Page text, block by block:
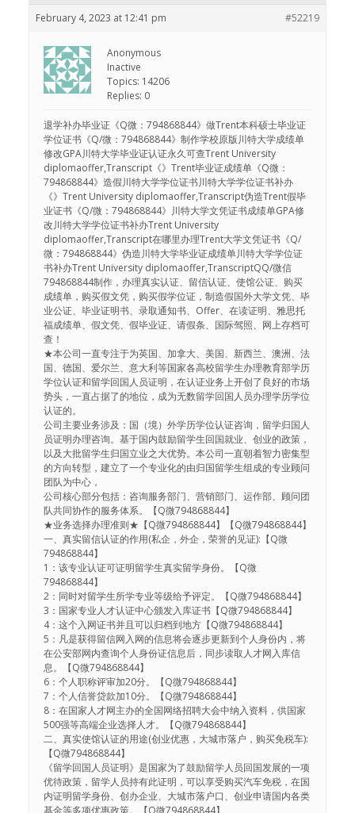
February 4, 2023 at 12:41 pm #52219
Anonymous
Inactive
Topics: 14206
Replies: 0
退学补办毕业证《Q微：794868844》做Trent本科硕士毕业证
学位证书《Q/微：794868844》制作学校原版川特大学成绩单
修改GPA川特大学毕业证认证永久可查Trent University
diplomaoffer,Transcript《》Trent毕业证成绩单《Q微：
794868844》造假川特大学学位证书川特大学学位证书补办
《》Trent University diplomaoffer,Transcript伪造Trent假毕
业证书《Q/微：794868844》川特大学文凭证书成绩单GPA修
改川特大学学位证书补办Trent University
diplomaoffer,Transcript在哪里办理Trent大学文凭证书《Q/
微：794868844》伪造川特大学毕业证成绩单川特大学学位证
书补办Trent University diplomaoffer,TranscriptQQ/微信
794868844制作，办理真实认证、留信认证、使馆公证、购买
成绩单，购买假文凭，购买假学位证，制造假国外大学文凭、毕
业公证、毕业证明书、录取通知书、Offer、在读证明、雅思托
福成绩单、假文凭、假毕业证、请假条、国际驾照、网上存档可
查！
★本公司一直专注于为英国、加拿大、美国、新西兰、澳洲、法
国、德国、爱尔兰、意大利等国家各高校留学生办理教育部学历
学位认证和留学回国人员证明，在认证业务上开创了良好的市场
势头，一直占据了的地位，成为无数留学回国人员办理学历学位
认证的。
公司主要业务涉及：国（境）外学历学位认证咨询，留学归国人
员证明办理咨询。基于国内鼓励留学生回国就业、创业的政策，
以及大批留学生归国立业之大优势。本公司一直朝着智力密集型
的方向转型，建立了一个专业化的由归国留学生组成的专业顾问
团队为中心，
公司核心部分包括：咨询服务部门、营销部门、运作部、顾问团
队共同协作的服务体系。【Q微794868844】
★业务选择办理准则★【Q微794868844】【Q微794868844】
一、真实留信认证的作用(私企，外企，荣誉的见证):【Q微
794868844】
1：该专业认证可证明留学生真实留学身份。【Q微
794868844】
2：同时对留学生所学专业等级给予评定。【Q微794868844】
3：国家专业人才认证中心颁发入库证书【Q微794868844】
4：这个入网证书并且可以归档到地方【Q微794868844】
5：凡是获得留信网入网的信息将会逐步更新到个人身份内，将
在公安部网内查询个人身份证信息后，同步读取人才网入库信
息。【Q微794868844】
6：个人职称评审加20分。【Q微794868844】
7：个人信誉贷款加10分。【Q微794868844】
8：在国家人才网主办的全国网络招聘大会中纳入资料，供国家
500强等高端企业选择人才。【Q微794868844】
二、真实使馆认证的用途(创业优惠，大城市落户，购买免税车):
【Q微794868844】
《留学回国人员证明》是国家为了鼓励留学人员回国发展的一项
优待政策，留学人员持有此证明，可以享受购买汽车免税，在国
内证明留学身份、创办企业、大城市落户口、创业申请国内各类